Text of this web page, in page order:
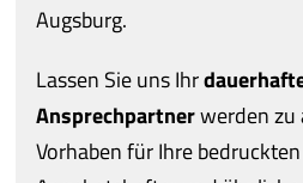
Augsburg.
Lassen Sie uns Ihr
Ansprechpartnerwerden zu
Vorhaben für Ihre